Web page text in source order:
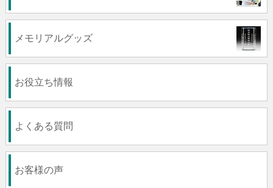
メモリアルグッズ
お役立ち情報
よくある質問
お客様の声